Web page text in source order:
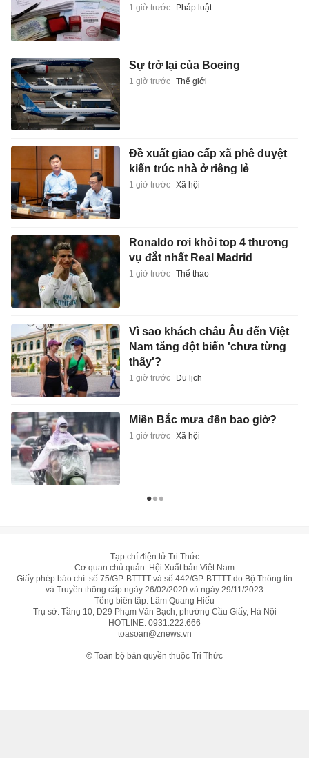
1 giờ trước Pháp luật
Sự trở lại của Boeing
1 giờ trước Thế giới
Đề xuất giao cấp xã phê duyệt
kiến trúc nhà ở riêng lẻ
1 giờ trước Xã hội
Ronaldo rơi khỏi top 4 thương
vụ đắt nhất Real Madrid
1 giờ trước Thể thao
Vì sao khách châu Âu đến Việt
Nam tăng đột biến 'chưa từng
thấy'?
1 giờ trước Du lịch
Miền Bắc mưa đến bao giờ?
1 giờ trước Xã hội
Tạp chí điện tử Tri Thức
Cơ quan chủ quản: Hội Xuất bản Việt Nam
Giấy phép báo chí: số 75/GP-BTTTT và số 442/GP-BTTTT do Bộ Thông tin
và Truyền thông cấp ngày 26/02/2020 và ngày 29/11/2023
Tổng biên tập: Lâm Quang Hiếu
Trụ sở: Tầng 10, D29 Phạm Văn Bạch, phường Cầu Giấy, Hà Nội
HOTLINE: 0931.222.666
toasoan@znews.vn
© Toàn bộ bản quyền thuộc Tri Thức